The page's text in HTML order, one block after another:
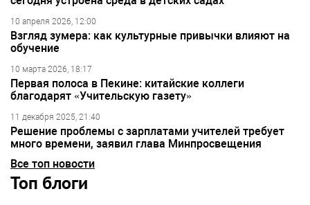
10 апреля 2026, 12:00
Взгляд зумера: как культурные привычки влияют на
обучение
10 марта 2026, 18:17
Первая полоса в Пекине: китайские коллеги
благодарят «Учительскую газету»
11 декабря 2025, 21:40
Решение проблемы с зарплатами учителей требует
много времени, заявил глава Минпросвещения
Все топ новости
Топ блоги